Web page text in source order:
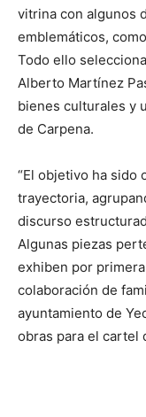
vitrina con algunos
emblemáticos,
Todo ello
Alberto Martínez
bienes culturales y
de Carpena.
“El objetivo ha sido
trayectoria,
discurso
Algunas piezas
exhiben por
colaboración de
ayuntamiento de
obras para el cartel